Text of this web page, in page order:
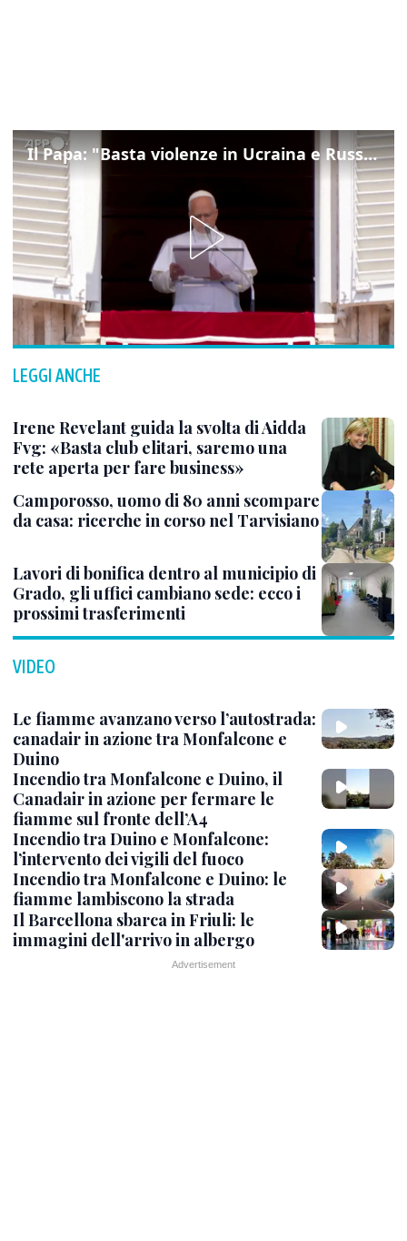
Il Papa: "Basta violenze in Ucraina e Russia, spazio a diplomazia"
LEGGI ANCHE
Irene Revelant guida la svolta di Aidda
Fvg: «Basta club elitari, saremo una
rete aperta per fare business»
Camporosso, uomo di 80 anni scompare
da casa: ricerche in corso nel Tarvisiano
Lavori di bonifica dentro al municipio di
Grado, gli uffici cambiano sede: ecco i
prossimi trasferimenti
VIDEO
Le fiamme avanzano verso l’autostrada:
canadair in azione tra Monfalcone e
Duino
Incendio tra Monfalcone e Duino, il
Canadair in azione per fermare le
fiamme sul fronte dell’A4
Incendio tra Duino e Monfalcone:
l’intervento dei vigili del fuoco
Incendio tra Monfalcone e Duino: le
fiamme lambiscono la strada
Il Barcellona sbarca in Friuli: le
immagini dell'arrivo in albergo